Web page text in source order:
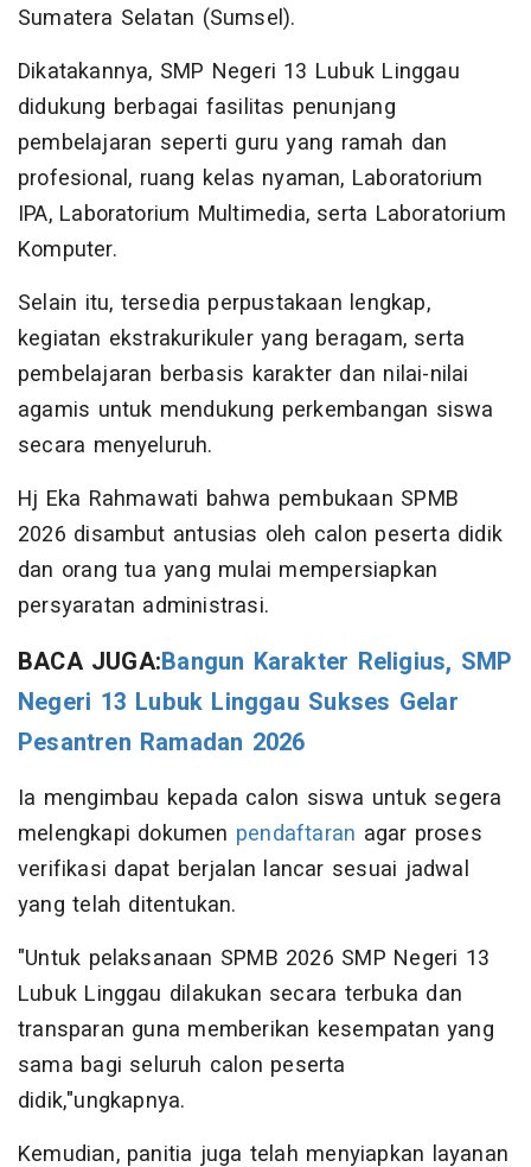
Sumatera Selatan (Sumsel).
Dikatakannya, SMP Negeri 13 Lubuk Linggau
didukung berbagai fasilitas penunjang
pembelajaran seperti guru yang ramah dan
profesional, ruang kelas nyaman, Laboratorium
IPA, Laboratorium Multimedia, serta Laboratorium
Komputer.
Selain itu, tersedia perpustakaan lengkap,
kegiatan ekstrakurikuler yang beragam, serta
pembelajaran berbasis karakter dan nilai-nilai
agamis untuk mendukung perkembangan siswa
secara menyeluruh.
Hj Eka Rahmawati bahwa pembukaan SPMB
2026 disambut antusias oleh calon peserta didik
dan orang tua yang mulai mempersiapkan
persyaratan administrasi.
BACA JUGA:Bangun Karakter Religius, SMP
Negeri 13 Lubuk Linggau Sukses Gelar
Pesantren Ramadan 2026
Ia mengimbau kepada calon siswa untuk segera
melengkapi dokumen pendaftaran agar proses
verifikasi dapat berjalan lancar sesuai jadwal
yang telah ditentukan.
"Untuk pelaksanaan SPMB 2026 SMP Negeri 13
Lubuk Linggau dilakukan secara terbuka dan
transparan guna memberikan kesempatan yang
sama bagi seluruh calon peserta
didik,"ungkapnya.
Kemudian, panitia juga telah menyiapkan layanan